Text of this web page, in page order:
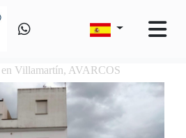
en Villamartín, AVARCOS